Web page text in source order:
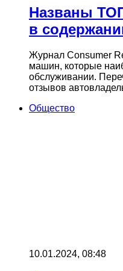
Названы
в
Журнал Consumer
машин, которые
обслуживании.
отзывов
Общество
10.01.2024, 08:48